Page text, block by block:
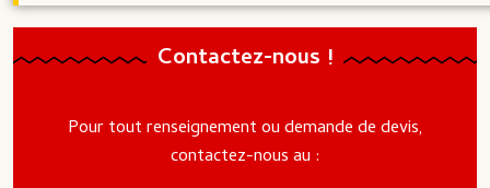
Contactez-nous !
Pour tout renseignement ou demande de devis,
contactez-nous au :